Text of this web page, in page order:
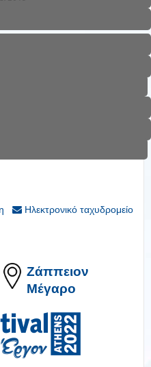
Ηλεκτρονικό ταχυδρομείο
Ζάππειον
Μέγαρο